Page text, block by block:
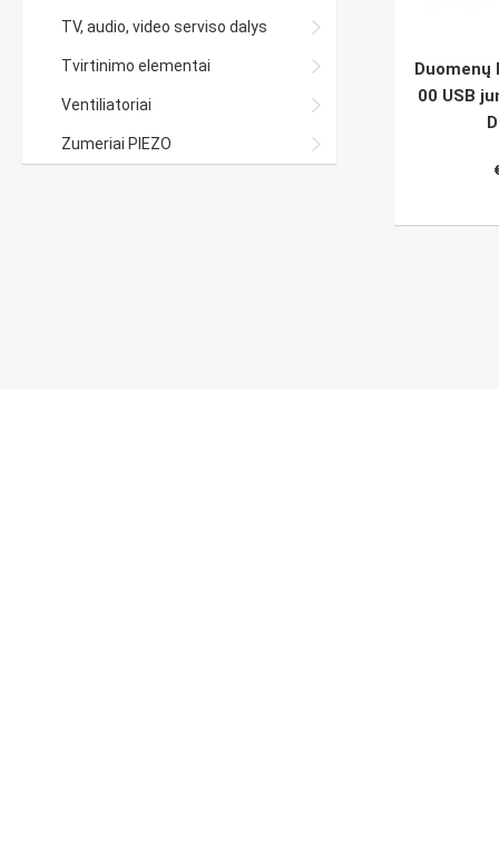
TV, audio, video serviso dalys
Tvirtinimo elementai
Ventiliatoriai
Zumeriai PIEZO
Duomenų
00 USB